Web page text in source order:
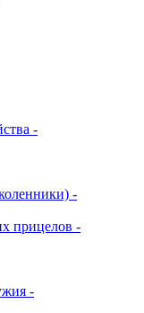
-
-
прицелов -
-